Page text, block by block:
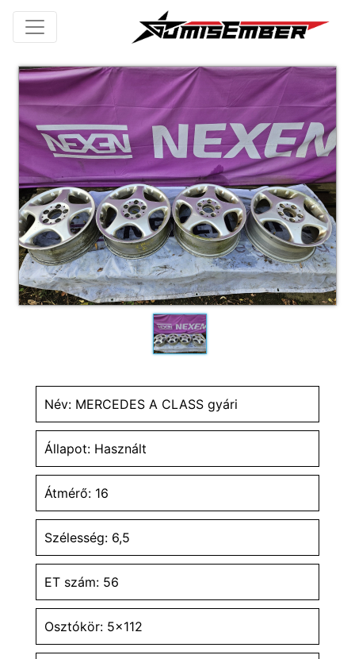
Név: MERCEDES A CLASS gyári
Állapot: Használt
Átmérő: 16
Szélesség: 6,5
ET szám: 56
Osztókör: 5x112